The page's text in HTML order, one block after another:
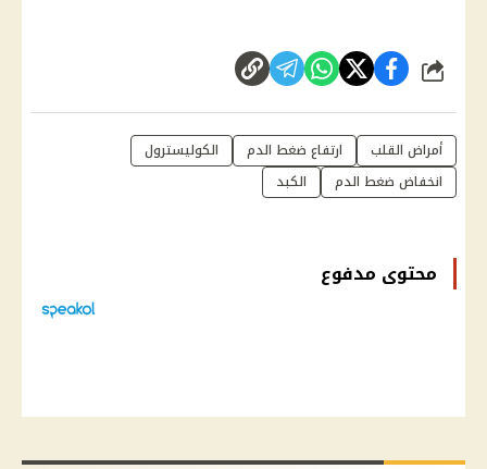
شارك
أمراض القلب ارتفاع ضغط الدم
الكوليسترول
انخفاض ضغط الدم
الكبد
محتوى مدفوع